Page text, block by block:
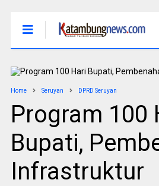
Home Seruyan DPRD Seruyan
Program 100
Bupati,
Infrastruktur